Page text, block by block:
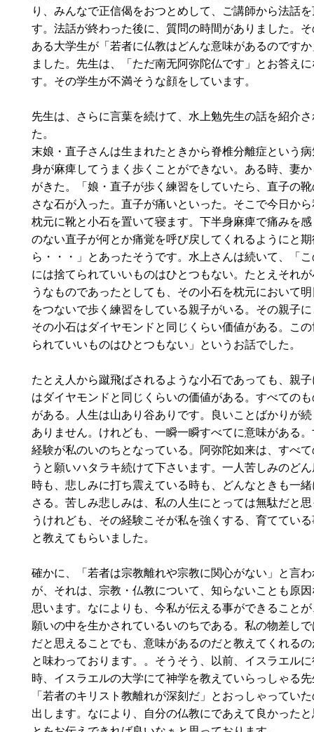
り、みんなで正信偈をおつとめして、ご講師から法話
す。法話が終わった後に、質問の時間がありました。
ある大学生が「若者に仏教はどんな意味があるのです
ました。先生は、「ただ南无阿弥陀仏です」とお答え
す。その学生が不満そうな顔をしています。
先生は、さらに言葉を続けて、水上勉先生の話を紹介
た。
末娘・直子さんは生まれたときから脊椎分離症という
身が麻痺してうまく歩くことができない。ある時、妻
がきた。「娘・直子が歩く練習をしていたら、直子の
さな石が入った。直子が痛いといった。そこで今日か
枕元に靴と小石を置いて寝ます。下半身麻痺で痛みを
のない直子が何とか痛覚を呼び戻してくれるようにと
ら・・・」とあったそうです。水上さんは続いて、「
には捨てられていいものはひとつもない。たとえそれ
うなものであったとしても、その小石を枕元において
をつないで歩く練習をしている親子がいる。その親子
その小石はダイヤモンドと同じくらい価値がある。こ
られていいものはひとつもない」というお話でした。
たとえ人から蹴飛ばされるような小石であっても、親
はダイヤモンドと同じくらいの価値がある。すべての
がある。人生は山あり谷ありです。良いことばかりが
ありません。けれども、一瞬一瞬すべてに意味がある
経験が私のいのちとなっている。阿弥陀如来は、すべ
うと願いハタラキ続けて下さいます。一人苦しみのど
時も、悲しみに打ち震えている時も、どんなときも一
さる。苦しみ悲しみは、私の人生にとっては無駄だと
うけれども、その経験こそが私を強くする、育ててい
と教えてもらいました。
確かに、「若者は宗教離れや宗教に関心がない」と言
が、それは、宗教・仏教について、知らないことも原
思います。なによりも、今私が伝える事ができること
願いの中を生かされているいのちである。私の物差し
だと思えることでも、意味があるのだと教えてくれる
と味わっております。。そうそう、以前、イスラエル
時、イスラエルの大学にて神学を教えていらっしゃる
「若者のキリスト教離れが深刻だ」とおっしゃってい
出します。なにより、自分の仏教にであえて良かった